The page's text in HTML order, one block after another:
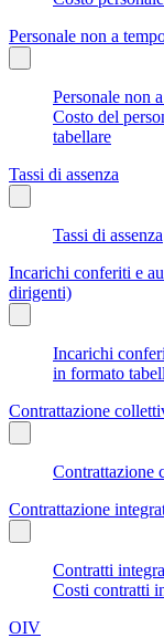
Personale non a
Personale non
Costo del
tabellare
Tassi di assenza
Tassi di assenza
Incarichi conferiti e
dirigenti)
Incarichi
in formato
Contrattazione
Contrattazione
Contrattazione
Contratti
Costi contratti
OIV